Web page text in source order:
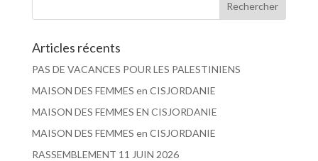
Articles récents
PAS DE VACANCES POUR LES PALESTINIENS
MAISON DES FEMMES en CISJORDANIE
MAISON DES FEMMES EN CISJORDANIE
MAISON DES FEMMES en CISJORDANIE
RASSEMBLEMENT 11 JUIN 2026